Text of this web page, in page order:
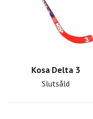
Kosa Delta 3
Slutsåld